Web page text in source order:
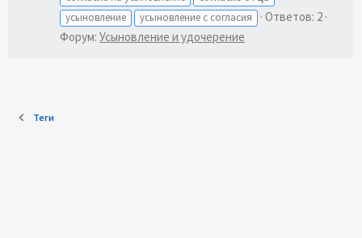
усыновление
усыновление с согласия
Ответов: 2
Форум: Усыновление и удочерение
Теги